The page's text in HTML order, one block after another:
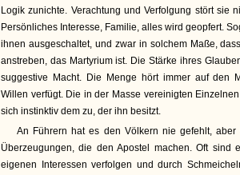
Logik zunichte. Verachtung und Verfolgung stört sie
Persönliches Interesse, Familie, alles wird geopfert.
ihnen ausgeschaltet, und zwar in solchem Maße,
anstreben, das Martyrium ist. Die Stärke ihres
suggestive Macht. Die Menge hört immer auf den
Willen verfügt. Die in der Masse vereinigten
sich instinktiv dem zu, der ihn besitzt.
An Führern hat es den Völkern nie gefehlt,
Überzeugungen, die den Apostel machen. Oft sind
eigenen Interessen verfolgen und durch